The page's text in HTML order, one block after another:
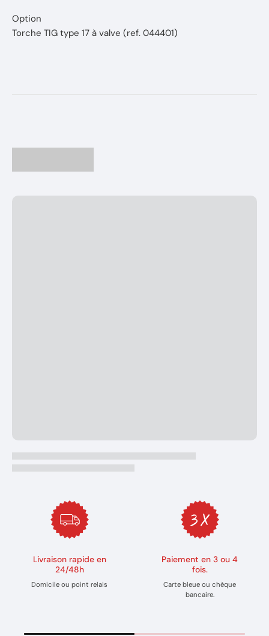
Option
Torche TIG type 17 à valve (ref. 044401)
Livraison rapide en
24/48h
Domicile ou point relais
Paiement en 3 ou 4
fois.
Carte bleue ou chèque
bancaire.